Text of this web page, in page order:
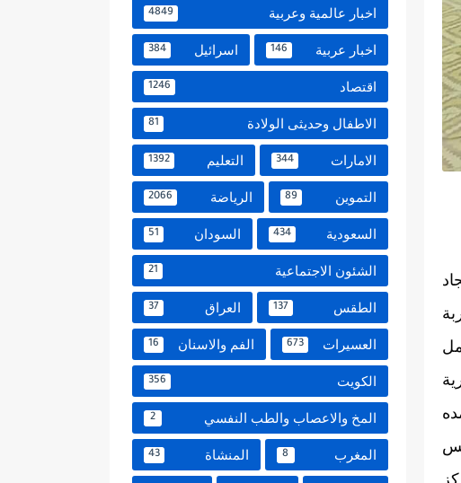
اخبار عالمية وعربية 4849
اخبار عربية 146 اسرائيل 384
اقتصاد 1246
الاطفال وحديثى الولادة 81
الامارات 344 التعليم 1392
التموين 89 الرياضة 2066
السعودية 434 السودان 51
الشئون الاجتماعية 21
الطقس 137 العراق 37
العسيرات 673 الفم والاسنان 16
الكويت 356
المخ والاعصاب والطب النفسي 2
المغرب 8 المنشاة 43